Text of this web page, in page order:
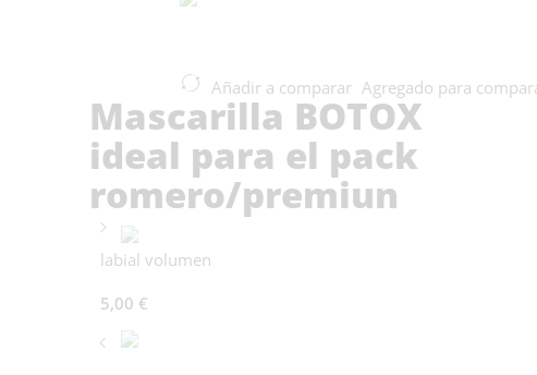
Añadir a comparar Agregado para
Mascarilla BOTOX
ideal para el pack
romero/premiun
labial volumen
5,00 €